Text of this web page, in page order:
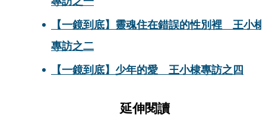
【一鏡到底】靈魂住在錯誤的性別裡　王小棣
專訪之二
【一鏡到底】少年的愛　王小棣專訪之四
延伸閱讀